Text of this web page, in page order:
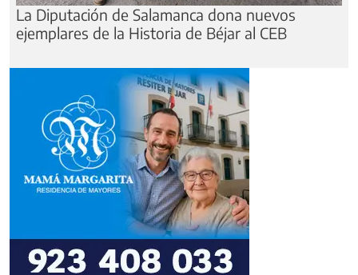
La Diputación de Salamanca dona nuevos
ejemplares de la Historia de Béjar al CEB